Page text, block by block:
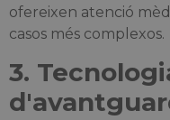
ofereixen atenció
casos més complexos.
3.